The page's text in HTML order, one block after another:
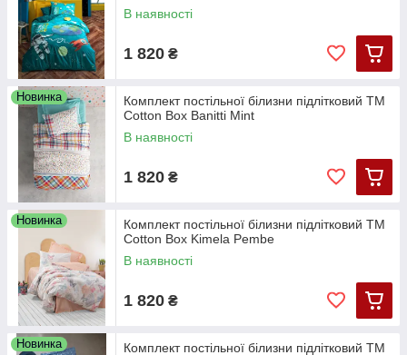
В наявності
1 820 ₴
Новинка
Комплект постільної білизни підлітковий ТМ
Cotton Box Banitti Mint
В наявності
1 820 ₴
Новинка
Комплект постільної білизни підлітковий ТМ
Cotton Box Kimela Pembe
В наявності
1 820 ₴
Новинка Комплект постільної білизни підлітковий ТМ